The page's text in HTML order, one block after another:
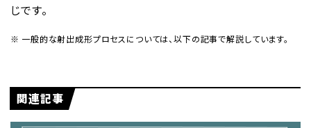
じです。
一般的な射出成形プロセスについては、以下の記事で解説しています。
関連記事